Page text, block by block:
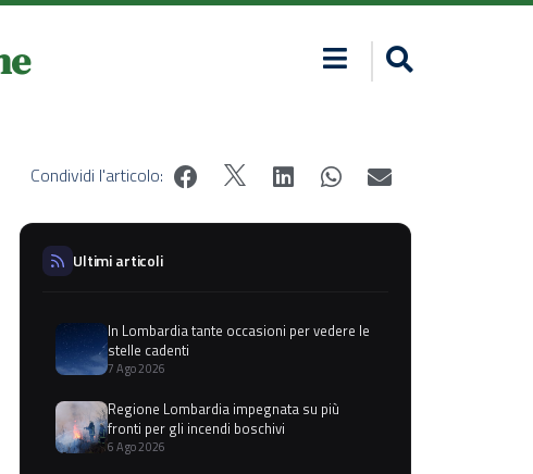
Condividi l'articolo:
Ultimi articoli
In Lombardia tante occasioni per vedere le
stelle cadenti
7 Ago 2026
Regione Lombardia impegnata su più
fronti per gli incendi boschivi
6 Ago 2026